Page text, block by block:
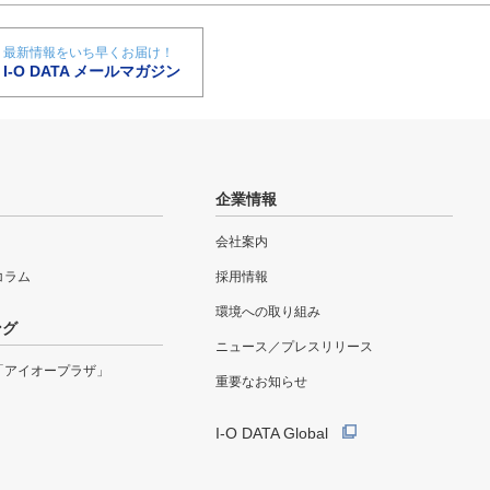
最新情報をいち早くお届け！
I-O DATA メールマガジン
ラム
イオープラザ」
企業情報
会社案内
採用情報
環境への取り組み
ニュース／プレスリリース
重要なお知らせ
I-O DATA Global